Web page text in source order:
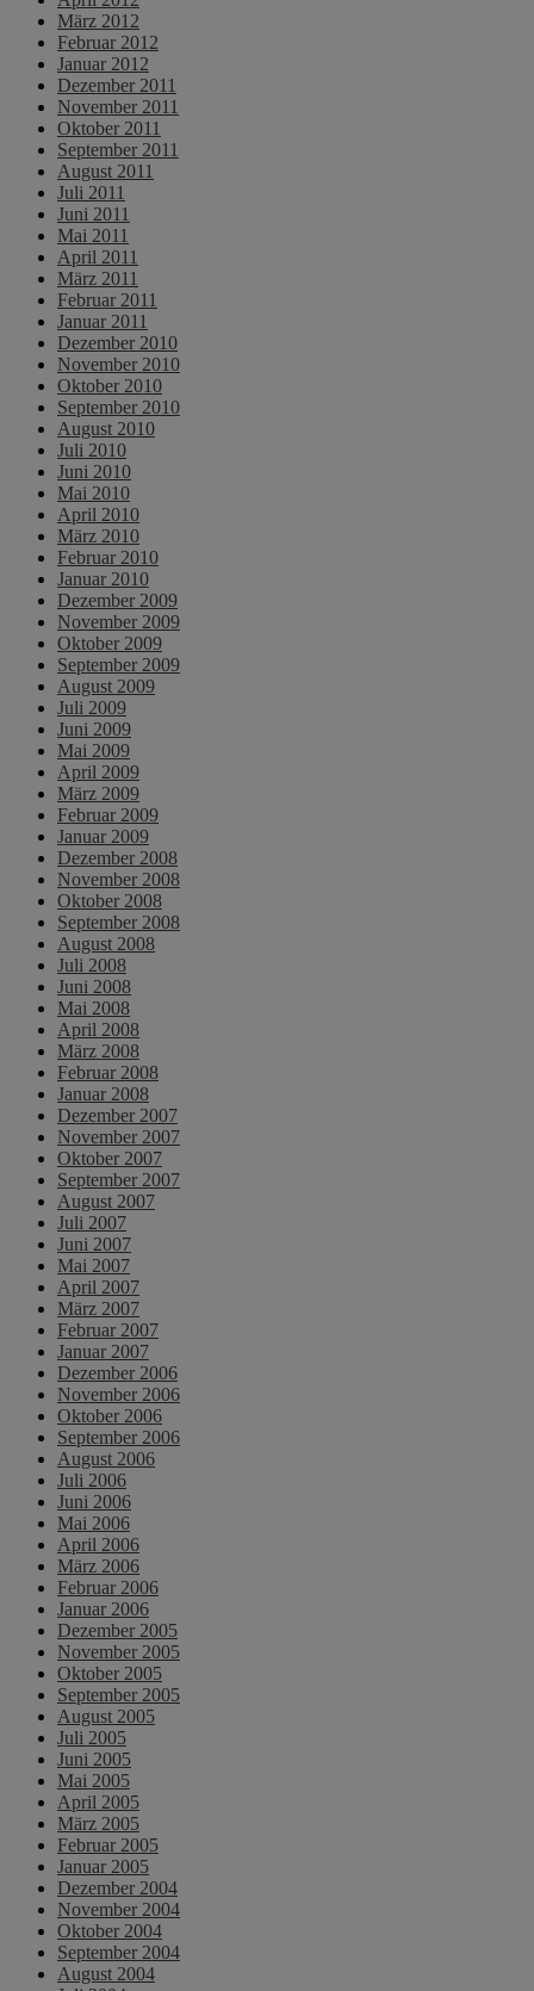
März 2012
Februar 2012
Januar 2012
Dezember 2011
November 2011
Oktober 2011
September 2011
August 2011
Juli 2011
Juni 2011
Mai 2011
April 2011
März 2011
Februar 2011
Januar 2011
Dezember 2010
November 2010
Oktober 2010
September 2010
August 2010
Juli 2010
Juni 2010
Mai 2010
April 2010
März 2010
Februar 2010
Januar 2010
Dezember 2009
November 2009
Oktober 2009
September 2009
August 2009
Juli 2009
Juni 2009
Mai 2009
April 2009
März 2009
Februar 2009
Januar 2009
Dezember 2008
November 2008
Oktober 2008
September 2008
August 2008
Juli 2008
Juni 2008
Mai 2008
April 2008
März 2008
Februar 2008
Januar 2008
Dezember 2007
November 2007
Oktober 2007
September 2007
August 2007
Juli 2007
Juni 2007
Mai 2007
April 2007
März 2007
Februar 2007
Januar 2007
Dezember 2006
November 2006
Oktober 2006
September 2006
August 2006
Juli 2006
Juni 2006
Mai 2006
April 2006
März 2006
Februar 2006
Januar 2006
Dezember 2005
November 2005
Oktober 2005
September 2005
August 2005
Juli 2005
Juni 2005
Mai 2005
April 2005
März 2005
Februar 2005
Januar 2005
Dezember 2004
November 2004
Oktober 2004
September 2004
August 2004